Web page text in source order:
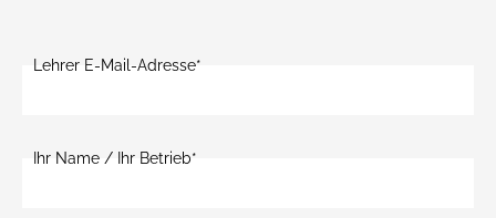
dieses
lasse
Lehrer E-Mail-Adresse*
Ihr Name / Ihr Betrieb*